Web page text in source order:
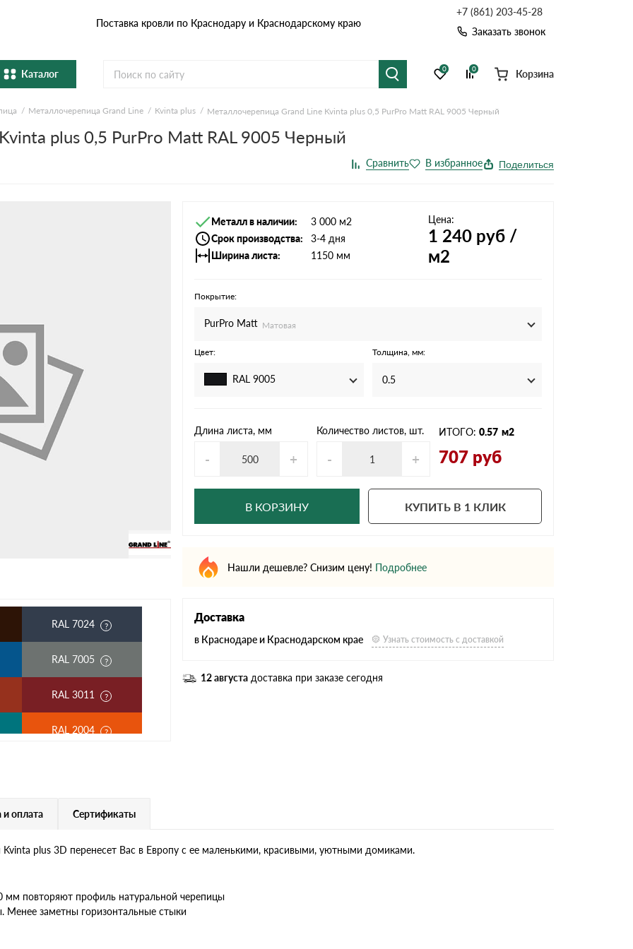
Поставка кровли по Краснодару и Краснодарскому краю
+7 (861) 203-45-28
Заказать звонок
Каталог
Металлочерепица Гибкая черепица Рулонная кровля
Натуральная керамическая
Ондулин Смарт
0 0 Корзина
Металлочерепица Grand Line Kvinta plus Металлочерепица Grand Line Kvinta plus 0,5 PurPro Matt RAL 9005 Черный
plus 0,5 PurPro Matt RAL 9005 Черный
Поделиться
RAL 7024
RAL 7005
RAL 3011
RAL 2004
RR 23
Металл в наличии
3 000 м2
Срок производства
3-4 дня
Ширина листа
1150 мм
Цена:
1 240 руб /
м2
Покрытие:
PurPro Matt Матовая
Цвет:
RAL 9005
Толщина, мм:
0.5
Длина листа, мм
- +
Количество листов, шт.
- +
ИТОГО: 0.57 м2
707 руб
В КОРЗИНУ КУПИТЬ В 1 КЛИК
Нашли дешевле? Снизим цену! Подробнее
Доставка
в Краснодаре и Краснодарском крае Узнать стоимость с доставкой
12 августа доставка при заказе сегодня
и оплата Сертификаты
plus 3D перенесет Вас в Европу с ее маленькими, красивыми, уютными домиками.
мм повторяют профиль натуральной черепицы
заметны горизонтальные стыки